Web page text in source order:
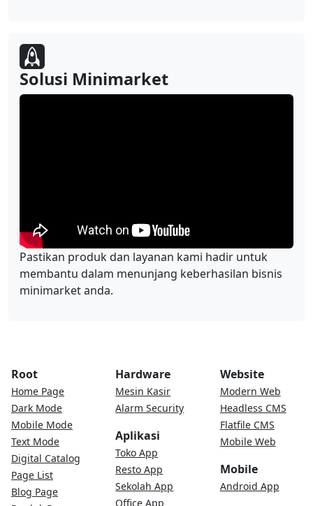
Solusi Minimarket
Pastikan produk dan layanan kami hadir untuk
membantu dalam menunjang keberhasilan bisnis
minimarket anda.
Root
Home Page
Dark Mode
Mobile Mode
Text Mode
Digital Catalog
Page List
Blog Page
Hardware
Mesin Kasir
Alarm Security
Aplikasi
Toko App
Resto App
Sekolah App
Office App
Website
Modern Web
Headless CMS
Flatfile CMS
Mobile Web
Mobile
Android App